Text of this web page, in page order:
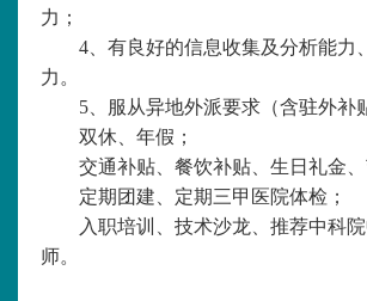
力；
4、有良好的信息收集及分析能力
力。
5、服从异地外派要求（含驻外补
双休、年假；
交通补贴、餐饮补贴、生日礼金、
定期团建、定期三甲医院体检；
入职培训、技术沙龙、推荐中科
师。